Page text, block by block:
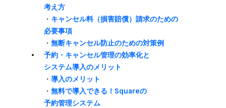
考え方
・ キャンセル料​（損害賠償）​請求の​ための​
必要事項
・ 無断キャンセル防止の​ための​対策例
予約・キャンセル管理の​効率化と​
システム導入の​メリット
・ 導入の​メリット
・ ​無料で​導入できる！​Squareの​
予約管理システム